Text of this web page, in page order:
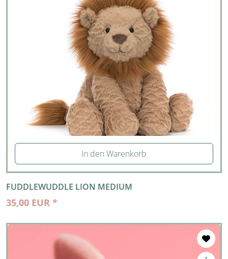
In den Warenkorb
FUDDLEWUDDLE LION MEDIUM
35,00 EUR *